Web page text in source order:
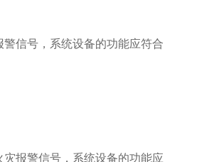
信号，系统设备的功能应符合
报警信号，系统设备的功能应